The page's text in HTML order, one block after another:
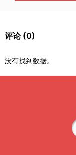
评论 (0)
没有找到数据。